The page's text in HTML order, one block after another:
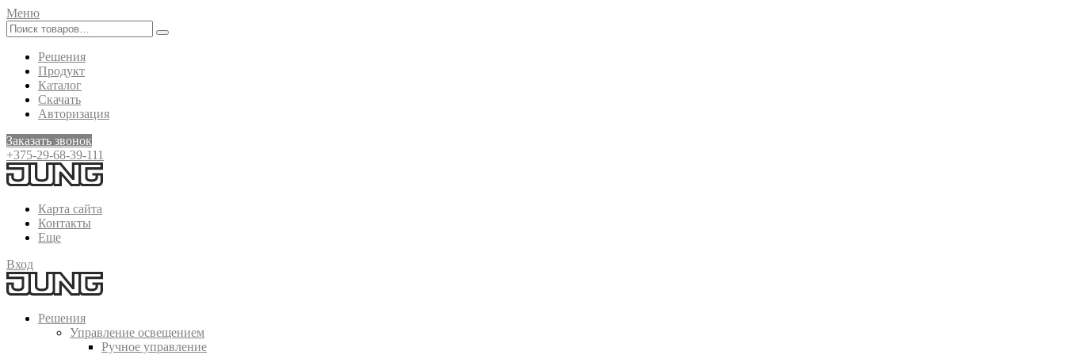
Меню
Решения
Продукт
Каталог
Скачать
Авторизация
Заказать звонок
+375-29-68-39-111
Карта сайта
Контакты
Еще
Вход
Решения
Управление освещением
Ручное управление